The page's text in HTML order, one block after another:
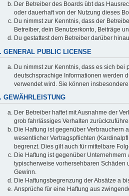
Der Betreiber des Boards übt das
oder dauerhaft von der Nutzung dieses
Du nimmst zur Kenntnis, dass der
Betreiber, dein Benutzerkonto, Beiträge
Du gestattest dem Betreiber darüber
GENERAL PUBLIC LICENSE
Du nimmst zur Kenntnis, dass es sich bei
deutschsprachige Informationen werden
verwendet wird. Sie können
GEWÄHRLEISTUNG
Der Betreiber haftet mit Ausnahme der
grob fahrlässiges Verhalten
Die Haftung ist gegenüber Verbrauchern
wesentlicher Vertragspflichten
begrenzt. Dies gilt auch für mittelbare
Die Haftung ist gegenüber
typischerweise vorhersehbaren Schäden
Gewinn.
Die Haftungsbegrenzung der Absätze a
Ansprüche für eine Haftung aus